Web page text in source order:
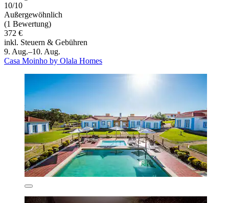
10/10
Außergewöhnlich
(1 Bewertung)
372 €
inkl. Steuern & Gebühren
9. Aug.–10. Aug.
Casa Moinho by Olala Homes